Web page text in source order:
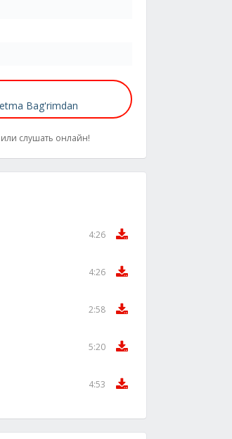
Bag'rimdan
или слушать онлайн!
4:26
4:26
2:58
5:20
4:53